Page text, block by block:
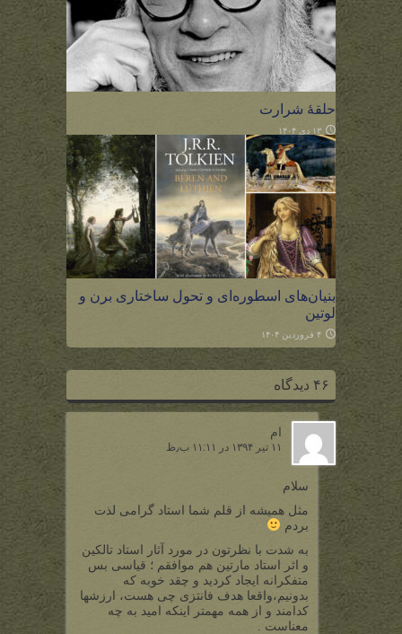
حلقهٔ شرارت
۱۳ دی ۱۴۰۴
بنیان‌های اسطوره‌ای و تحول ساختاری برن و
لوتین
۴ فروردین ۱۴۰۴
۴۶ دیدگاه
ام
۱۱ تیر ۱۳۹۴ در ۱۱:۱۱ ب٫ظ
سلام
مثل همیشه از قلم شما استاد گرامی لذت
بردم
به شدت با نظرتون در مورد آثار استاد تالکین
و اثر استاد مارتین هم موافقم ؛ قیاسی بس
متفکرانه ایجاد کردید و چقد خوبه که
بدونیم،واقعا هدف فانتزی چی هست، ارزشها
کدامند و از همه مهمتر اینکه امید به چه
معناست .